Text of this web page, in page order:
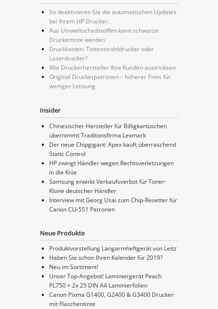
So deaktivieren Sie die automatischen Updates
bei Ihrem HP Drucker.
Aus Umweltschadstoffen kann schwarze
Druckertinte werden
Druckkosten: Tintenstrahldrucker oder
Laserdrucker?
Wie Druckerhersteller Ihre Kunden austricksen
Original Druckerpatronen – höherer Preis für
weniger Leistung
Insider
Chinesischer Hersteller für Billigkartuschen
übernimmt Traditonsfirma Lexmark
Der neue Chipgigant: Apex kauft überraschend
Static Control
HP zwingt Händler wegen Rechtsverletzungen
in die Knie
Samsung erwirkt Verkaufsverbot für Toner-
Klone deutscher Händler
Interview mit Georg Usai zum Chip-Resetter für
Canon CLI-551 Patronen
Neue Produkte
Produktvorstellung Langarmheftgerät von Leitz
Haben Sie schon Ihren Kalender für 2019?
Neu im Sortiment!
Unser Top-Angebot! Laminiergerät Peach
PL750 + 2x 25 DIN A4 Laminierfolien
Canon Pixma G1400, G2400 & G3400 Drucker
mit Flaschentinte